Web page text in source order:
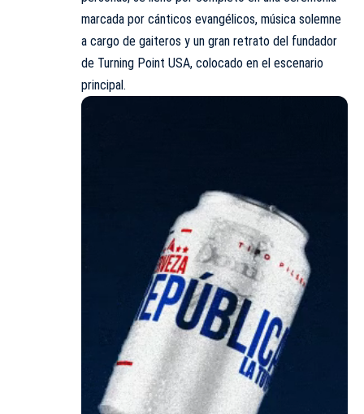
marcada por cánticos evangélicos, música solemne
a cargo de gaiteros y un gran retrato del fundador
de Turning Point USA, colocado en el escenario
principal.